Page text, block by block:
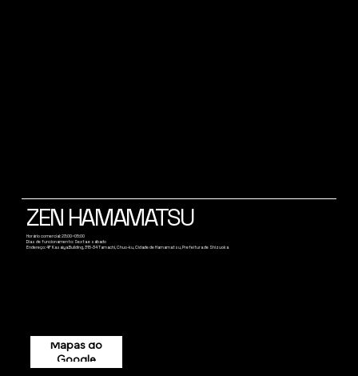
Mapas do
Google
ZEN HAMAMATSU
Horário comercial: 23:00~05:00
Dias de funcionamento: Sexta e sábado
Endereço: 4F Kasaiya Building, 315-34 Tamachi, Chuo-ku, Cidade de Hamamatsu, Prefeitura de Shizuoka